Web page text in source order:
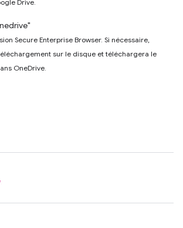
Drive.
Secure Enterprise Browser. Si nécessaire,
sur le disque et téléchargera le
OneDrive.